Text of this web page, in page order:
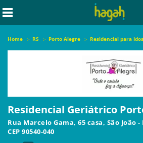
Home RS Porto Alegre Residencial para
Residencial Geriátrico
Rua Marcelo Gama, 65 casa, São João -
CEP 90540-040